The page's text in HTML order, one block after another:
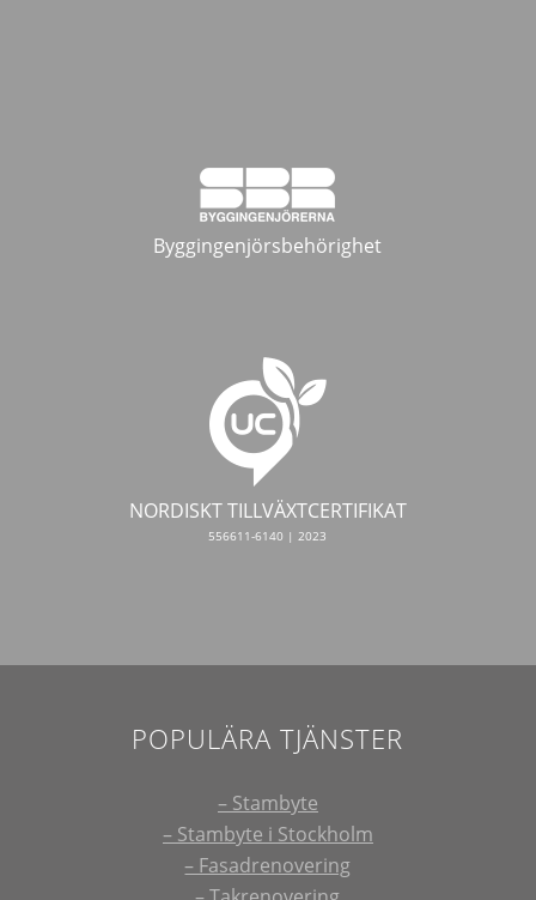
Byggingenjörsbehörighet
NORDISKT TILLVÄXTCERTIFIKAT
556611-6140 | 2023
POPULÄRA TJÄNSTER
– Stambyte
– Stambyte i Stockholm
– Fasadrenovering